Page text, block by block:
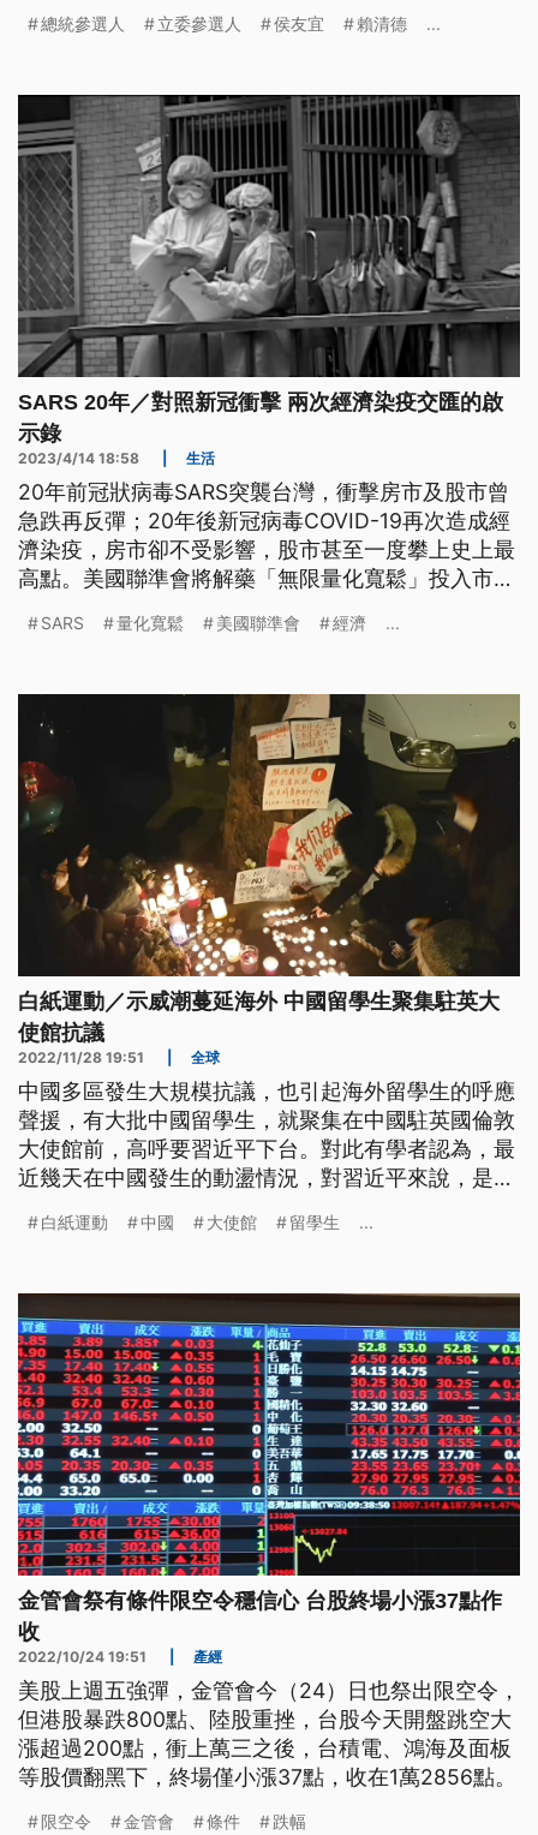
賴清德則跨海到澎湖催票，提及台股超越香港恆生指
路。
總統參選人 立委參選人 侯友宜 賴清德 ...
SARS 20年／對照新冠衝擊 兩次經濟染疫交匯的啟
示錄
2023/4/14 18:58 生活
20年前冠狀病毒SARS突襲台灣，衝擊房市及股市曾
急跌再反彈；20年後新冠病毒COVID-19再次造成經
濟染疫，房市卻不受影響，股市甚至一度攀上史上最
高點。美國聯準會將解藥「無限量化寬鬆」投入市
模疫情，台灣經濟能以史為鏡，如何不被擊倒，繼續
SARS 量化寬鬆 美國聯準會 經濟 ...
白紙運動／示威潮蔓延海外 中國留學生聚集駐英大
使館抗議
2022/11/28 19:51 全球
中國多區發生大規模抗議，也引起海外留學生的呼應
聲援，有大批中國留學生，就聚集在中國駐英國倫敦
大使館前，高呼要習近平下台。對此有學者認為，最
近幾天在中國發生的動盪情況，對習近平來說，是個
白紙運動 中國 大使館 留學生 ...
金管會祭有條件限空令穩信心 台股終場小漲37點作
收
2022/10/24 19:51 產經
美股上週五強彈，金管會今（24）日也祭出限空令，
但港股暴跌800點、陸股重挫，台股今天開盤跳空大
漲超過200點，衝上萬三之後，台積電、鴻海及面板
等股價翻黑下，終場僅小漲37點，收在1萬2856點。
限空令 金管會 條件 跌幅